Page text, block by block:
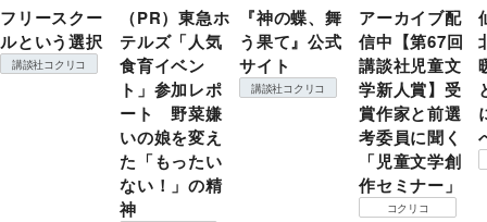
フリースクー
ルという選択
講談社コクリコ
（PR）東急ホ
テルズ「人気
食育イベン
ト」参加レポ
ート 野菜嫌
いの娘を変え
た「もったい
ない！」の精
神
『神の蝶、舞
う果て』公式
サイト
講談社コクリコ
アーカイブ配
信中【第67回
講談社児童文
学新人賞】受
賞作家と前選
考委員に聞く
「児童文学創
作セミナー」
コクリコ